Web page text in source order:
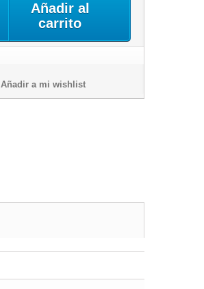
Añadir al
carrito
Añadir a mi wishlist